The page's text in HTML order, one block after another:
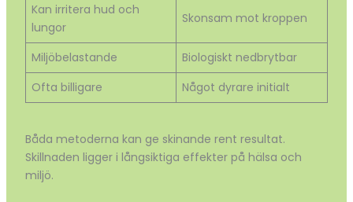
Kan irritera hud och
lungor
Skonsam mot kroppen
Miljöbelastande
Biologiskt nedbrytbar
Ofta billigare
Något dyrare initialt
Båda metoderna kan ge skinande rent resultat.
Skillnaden ligger i långsiktiga effekter på hälsa och
miljö.